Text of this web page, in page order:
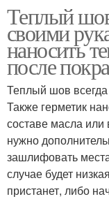
Герметик для
межвенцовых
Теплый
своими
наносить
после
Теплый шов
Также герметик
составе масла или
нужно
зашлифовать
случае будет
пристанет, либо